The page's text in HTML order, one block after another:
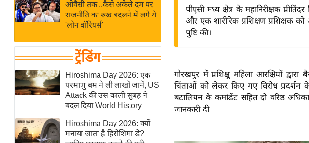
मिसाल बेमिसाल
शख्सियत
यंग इंडिया
साहित्य जगत
ऑटो वर्ल्ड
न्यूज ब्रीफ
मनोरंजन जगत
बॉलीवुड
हॉलीवुड
ओवैसी तक...कैसे अकेले दम पर
राजनीति का रुख बदलने में लगे ये
'लोन वॉरियर्स'
ट्रेंडिंग
Hiroshima Day 2026: एक
परमाणु बम ने ली लाखों जानें, US
Attack की उस काली सुबह ने
बदल दिया World History
Hiroshima Day 2026: क्यों
मनाया जाता है हिरोशिमा डे?
पीएसी मध्य क्षेत्र के महानिरीक्षक
और एक शारीरिक प्रशिक्षण प्रशिक्षक
पुष्टि की।
गोरखपुर में प्रशिक्षु महिला आरक्षियों
चिंताओं को लेकर किए गए विरोध प्रदर्शन के
बटालियन के कमांडेंट सहित दो वरिष्ठ
जानकारी दी।